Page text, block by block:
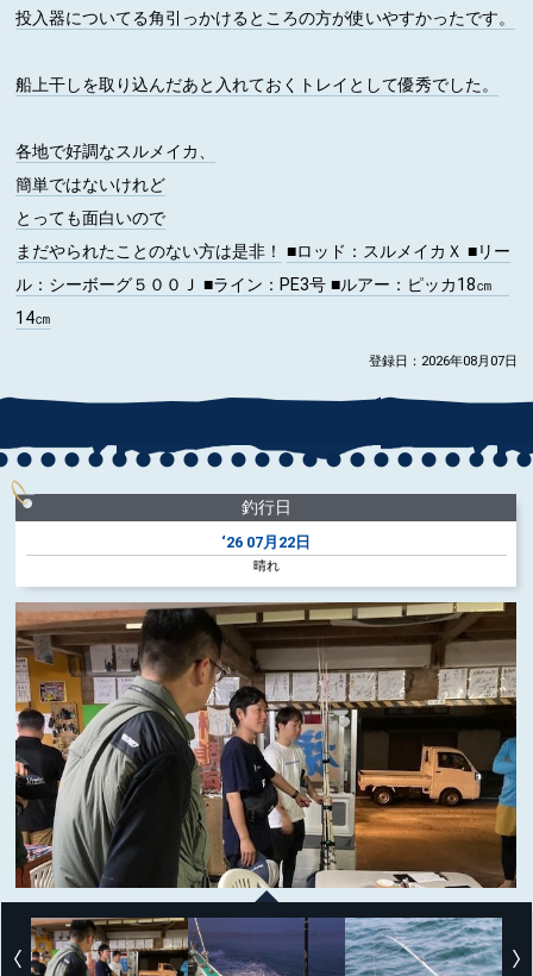
投入器についてる角引っかけるところの方が使いやすかったです。
船上干しを取り込んだあと入れておくトレイとして優秀でした。
各地で好調なスルメイカ、
簡単ではないけれど
とっても面白いので
まだやられたことのない方は是非！
■ロッド ：スルメイカＸ■リー
ル ：シーボーグ５００Ｊ■ライン ：PE3号■ルアー ：ピッカ18㎝
14㎝
登録日：2026年08月07日
釣行日
‘26 07月22日
晴れ